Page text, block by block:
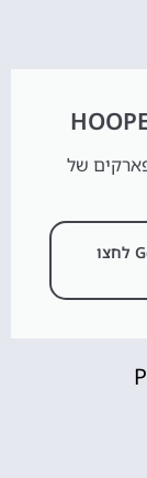
כניסה שמאפשרים דילוג בין 4 פארקים של
לפרטים והזמנות דרך Get your guide לחצו